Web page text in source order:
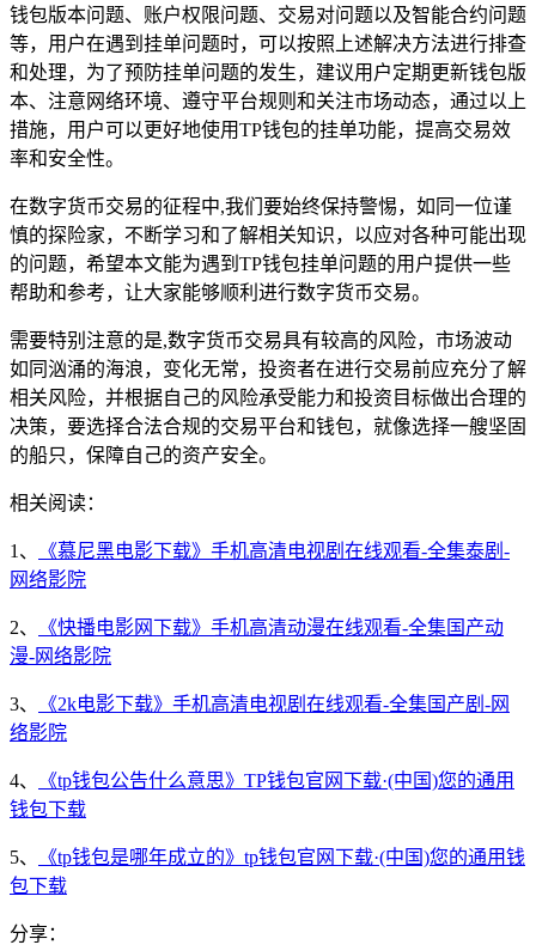
钱包版本问题、账户权限问题、交易对问题以及智能合约问题
等，用户在遇到挂单问题时，可以按照上述解决方法进行排查
和处理，为了预防挂单问题的发生，建议用户定期更新钱包版
本、注意网络环境、遵守平台规则和关注市场动态，通过以上
措施，用户可以更好地使用TP钱包的挂单功能，提高交易效
率和安全性。
在数字货币交易的征程中,我们要始终保持警惕，如同一位谨
慎的探险家，不断学习和了解相关知识，以应对各种可能出现
的问题，希望本文能为遇到TP钱包挂单问题的用户提供一些
帮助和参考，让大家能够顺利进行数字货币交易。
需要特别注意的是,数字货币交易具有较高的风险，市场波动
如同汹涌的海浪，变化无常，投资者在进行交易前应充分了解
相关风险，并根据自己的风险承受能力和投资目标做出合理的
决策，要选择合法合规的交易平台和钱包，就像选择一艘坚固
的船只，保障自己的资产安全。
相关阅读：
1、
《慕尼黑电影下载》手机高清电视剧在线观看-全集泰剧-
网络影院
2、
《快播电影网下载》手机高清动漫在线观看-全集国产动
漫-网络影院
3、
《2k电影下载》手机高清电视剧在线观看-全集国产剧-网
络影院
4、
《tp钱包公告什么意思》TP钱包官网下载·(中国)您的通用
钱包下载
5、
《tp钱包是哪年成立的》tp钱包官网下载·(中国)您的通用钱
包下载
分享：